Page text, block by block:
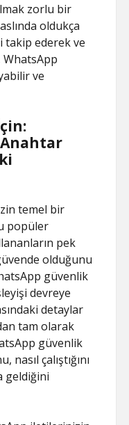
zorlu bir
oldukça
takip ederek ve
WhatsApp
ve
temel bir
popüler
pek
olduğunu
güvenlik
devreye
detaylar
tam olarak
güvenlik
çalıştığını
geldiğini